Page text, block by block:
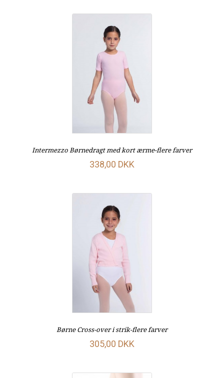
Intermezzo Børnedragt med kort ærme-flere farver
338,00 DKK
Børne Cross-over i strik-flere farver
305,00 DKK